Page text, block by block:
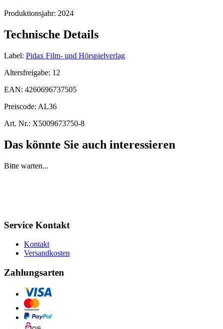
Produktionsjahr: 2024
Technische Details
Label: Pidax Film- und Hörspielverlag
Altersfreigabe: 12
EAN: 4260696737505
Preiscode: AL36
Art. Nr.: X5009673750-8
Das könnte Sie auch interessieren
Bitte warten...
Service Kontakt
Kontakt
Versandkosten
Zahlungsarten